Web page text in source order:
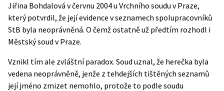
Jiřina Bohdalová v červnu 2004 u Vrchního soudu v Praze,
který potvrdil, že její evidence v seznamech spolupracovníků
StB byla neoprávněná. O čemž ostatně už předtím rozhodl i
Městský soud v Praze.
Vznikl tím ale zvláštní paradox. Soud uznal, že herečka byla
vedena neoprávněně, jenže z tehdejších tištěných seznamů
její jméno zmizet nemohlo, protože to podle soudu